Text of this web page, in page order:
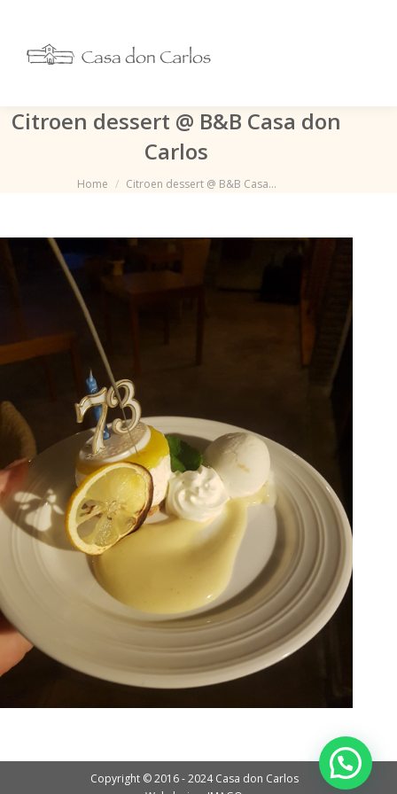
Citroen dessert @ B&B Casa don
Carlos
Je bent hier:
Home Citroen dessert @ B&B Casa…
Copyright © 2016 - 2024 Casa don Carlos